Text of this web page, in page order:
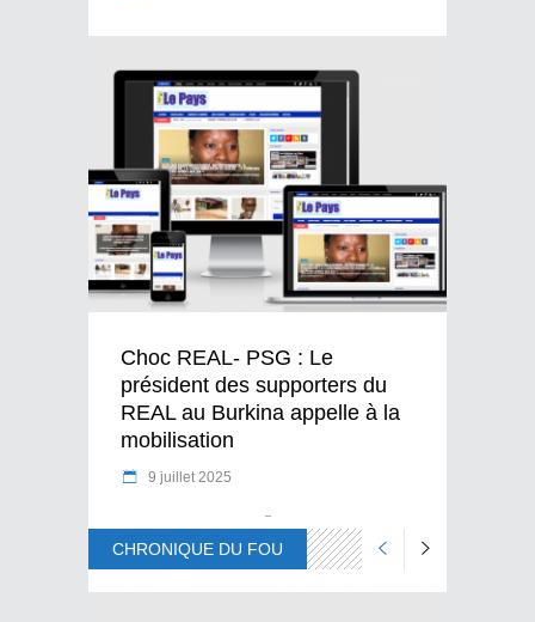
Choc REAL- PSG : Le
président des supporters du
REAL au Burkina appelle à la
mobilisation
9 juillet 2025
CHRONIQUE DU FOU